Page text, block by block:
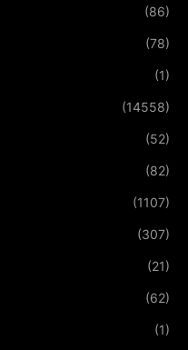
(86)
(78)
(1)
(14558)
(52)
(82)
(1107)
(307)
(21)
(62)
(1)